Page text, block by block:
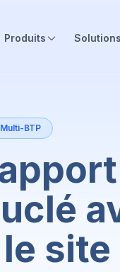
Produits Solutions
BTP
site